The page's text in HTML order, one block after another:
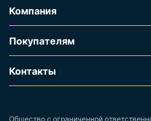
Компания
Покупателям
Контакты
Общество с ограниченной